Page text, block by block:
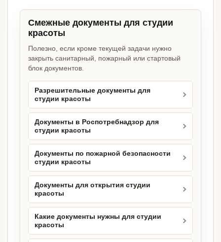
Смежные документы для студии
красоты
Полезно, если кроме текущей задачи нужно
закрыть санитарный, пожарный или стартовый
блок документов.
Разрешительные документы для
студии красоты
Документы в Роспотребнадзор для
студии красоты
Документы по пожарной безопасности
студии красоты
Документы для открытия студии
красоты
Какие документы нужны для студии
красоты